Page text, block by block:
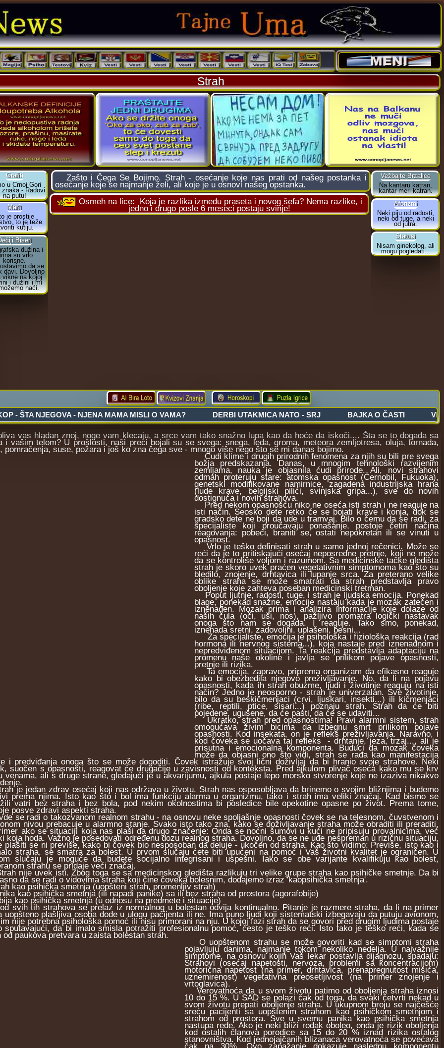
Strah
Zašto i Čega Se Bojimo. Strah - osećanje koje nas prati od našeg postanka i
osećanje koje se najmanje želi, ali koje je u osnovi našeg opstanka.
Osmeh na lice: Koja je razlika između praseta i novog šefa? Nema razlike, i
jedno i drugo posle 6 meseci postaju svinje!
vas hladan znoj, noge vam klecaju, a srce vam tako snažno lupa kao da hoće da iskoči.... Šta se to događa sa
i vašim telom? U prošlosti, naši preci bojali su se svega: snega, leda, groma, meteora zemljotresa, oluja, tornada,
pomračenja, suse, požara i još ko zna čega sve - mnogo više nego što se mi danas bojimo.
Ćudi klime i drugih prirodnih fenomena za njih su bili pre svega
božja predskazanja. Danas, u mnogim tehnološki razvijenim
zemljama, nauka je objasnila ćudi prirode. Ali, novi strahovi
odmah proteruju stare: atomska opasnost (Černobil, Fukuoka),
genetski modifikovane namirnice, zagadena industrijska hrana
(lude krave, belgijski pilići, svinjska gripa...), sve do novih
dostignuća i novih strahova.
Pred nekom opasnošću niko ne oseća isti strah i ne reaguje na
isti način. Seosko dete retko će se bojati krave i konja, dok se
gradsko dete ne boji da ude u tramvaj. Bilo o čemu da se radi, za
specijaliste koji proučavaju ponašanje, postoje četiri načina
reagovanja: pobeći, braniti se, ostati nepokretan ili se vinuti u
opasnost.
Vrlo je teško deﬁnisati strah u samo jednoj rečenici. Može se
reći da je to pritiskajući osećaj neposredne pretnje, koji ne može
da se kontroliše voljom i razumom. Sa medicinske tačke gledišta
strah je skoro uvek praćen vegetativnim simptomoma kao što su
bledilo, znojenje, drhtavica ili lupanje srca. Za preterano velike
oblike straha se može smatrati da strah predstavlja pravo
oboljenje koje zahteva poseban medicinski tretman.
Poput ljutnje, radosti, tuge, i strah je ljudska emocija. Ponekad
blage, ponekad snažne, emocije nastaju kada je mozak zatečen i
iznenađen. Mozak prima i analizira informacije koje dolaze od
naših čula (oči, uši, nos), pažljivo promatra logički nastavak
onoga što nam se dogada. I reaguje. Tako smo, ponekad,
iznenada sretni, zadovoljni, uplašeni, besni...
Za specijaliste, emocija je psihološka i fiziološka reakcija (rad
hormona ili nervnog sistema...), koja nastaje pred iznenadnom i
nepredviđenom situacijom. Ta reakcija predstavlja adaptaciju na
promenu naše okoline i javlja se prilikom pojave opasnosti,
pretnje ili rizika.
Ta emocija, zapravo, priprema organizam da efikasno reaguje
kako bi obezbedila njegovo preživljavanje. No, da li na pojavu
opasnosti, kada ih strah obuzme, ljudi i životinje reaguju na isti
način? Jedno je neosporno - strah je univerzalan. Sve životinje,
bilo da su beskičmenjaci (crvi, ljuskari, insekti...) ili kičmenjaci
(ribe, reptili, ptice, sisari...) poznaju strah. Strah da će biti
pojedene, ugušene, da će pasti, da će se udaviti...
Ukratko, strah pred opasnostima! Pravi alarmni sistem, strah
omogućava živim bicima da izbegnu smrt prilikom pojave
opasnosti. Kod insekata, on je refleks preživljavanja. Naravno, i
kod čoveka se uočava taj refleks - drhtanje, jeza, trzaj..., ali je
prisutna i emocionalna komponenta. Buduci da mozak čoveka
može da objasni ono što vidi, strah se rađa kao manifestacija
i predviđanja onoga što se može dogoditi. Čovek istražuje svoj lični doživljaj da bi hranio svoje strahove. Neki
suočen s opasnosti, reagovat će drugačije u zavisnosti od konteksta. Pred ajkulom plivač oseća kako mu se krv
venama, ali s druge strane, gledajući je u akvarijumu, ajkula postaje lepo morsko stvorenje koje ne izaziva nikakvo
je jedan zdrav osećaj koji nas održava u životu. Strah nas osposobljava da brinemo o svojim bližnjima i budemo
prema njima. Isto kao što i bol ima funkciju alarma u organizmu, tako i strah ima veliki značaj. Kad bismo se
vatri bez straha i bez bola, pod nekim okolnostima bi posledice bile opekotine opasne po život. Prema tome,
posve zdravi aspekti straha.
se radi o takozvanom realnom strahu - na osnovu neke spoljašnje opasnosti čovek se na telesnom, čuvstvenom i
nivou prebacuje u alarmno stanje. Svako isto tako zna, kako se doživljavanje straha može obraditi ili preraditi,
ako se situaciji koja nas plaši da drugo značenje: Onda se noćni šumovi u kući ne pripisuju provalnicima, već
koja hoda. Važno je posedovati određenu dozu realnog straha. Dovoljno, da se ne uđe nespreman u rizičnu situaciju,
plašiti se ni previše, kako bi čovek bio nesposoban da deluje - ukočen od straha. Kao što vidimo: Previše, isto kao i
straha, se smatra za bolest. U prvom slučaju ćete biti upućeni na pomoć i Vaš životni kvalitet je ograničen. U
slučaju je moguće da budete socijalno integrisani i uspešni. Iako se obe varijante kvaliﬁkuju kao bolest,
strahu se pridaje veći značaj.
nije uvek isti. Zbog toga se sa medicinskog gledišta razlikuju tri velike grupe straha kao psihičke smetnje. Da bi
da se radi o vidovima straha koji čine čoveka bolesnim, dodajemo izraz 'kaopsihička smetnja'.
kao psihička smetnja (uopšteni strah, promenljiv strah)
kao psihička smetnja (ili napadi panike) sa ili bez straha od prostora (agorafobije)
kao psihička smetnja (u odnosu na predmete i situacije)
tih strahova se prelaz iz normalnog u bolestan odvija kontinualno. Pitanje je razmere straha, da li na primer
uopšteno plašljiva osoba dođe u ulogu pacijenta ili ne. Ima puno ljudi koji sistematski izbegavaju da putuju avionom,
nije potrebna psihološka pomoć ili nisu primorani na nju. U kojoj fazi strah da se govori pred drugim ljudima postaje
sputavajući, da bi imalo smisla potražiti profesionalnu pomoć, često je teško reći. Isto tako je teško reći, kada se
od paukova pretvara u zaista bolestan strah.
O uopštenom strahu se može govoriti kad se simptomi straha
pojavljuju danima, najmanje tokom nekoliko nedelja. U najvažnije
simptome, na osnovu kojih Vaš lekar postavlja dijagnozu, spadaju:
Strahovi (osećaj napetosti, nervoza, problemi sa koncentracijom)
motorična napetost (na primer, drhtavica, prenapregnutost mišića,
uznemirenost) vegetativna preosetljivost (na primer znojenje i
vrtoglavica).
Verovatnoća da u svom životu patimo od oboljenja straha iznosi
10 do 15 %. U SAD se polazi čak od toga, da svaki četvrti nekad u
svom životu prepati oboljenje straha. U ukupnom broju se najčešće
sreću pacijenti sa uopštenim strahom kao psihičkom smetnjom i
strahom od prostora. Sve u svemu panika kao psihička smetnja
nastupa ređe. Ako je neki bliži rođak oboleo, onda je rizik oboljenja
kod ostalih članova porodice sa 15 do 20 % iznad rizika ostalog
stanovništva. Kod jednojajčanih blizanaca verovatnoća se povećava